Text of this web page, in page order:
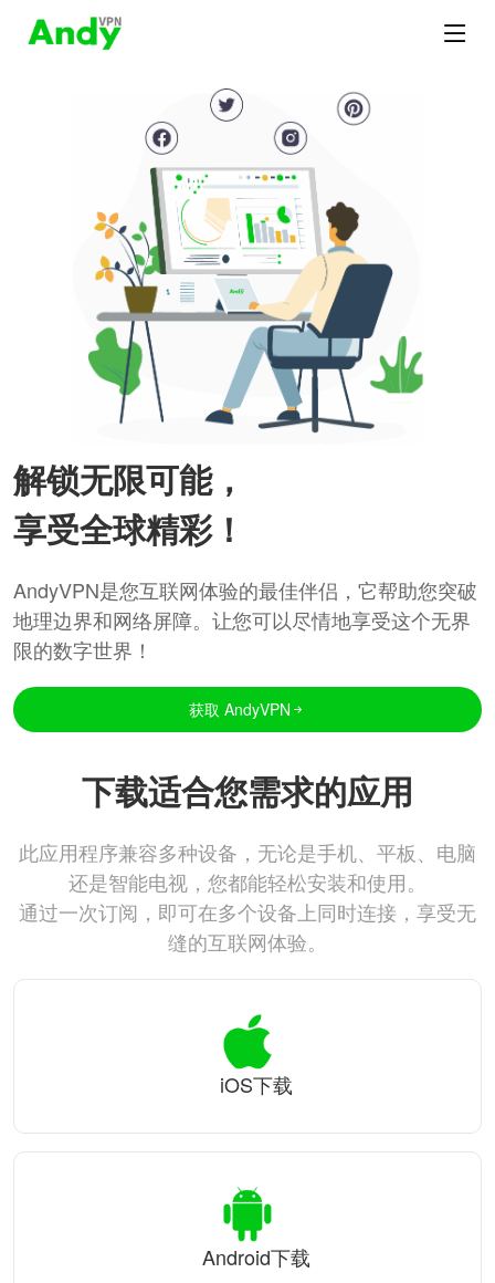
解锁无限可能，
享受全球精彩！
AndyVPN是您互联网体验的最佳伴侣，它帮助您突破
地理边界和网络屏障。让您可以尽情地享受这个无界
限的数字世界！
获取 AndyVPN
下载适合您需求的应用
此应用程序兼容多种设备，无论是手机、平板、电脑
还是智能电视，您都能轻松安装和使用。
通过一次订阅，即可在多个设备上同时连接，享受无
缝的互联网体验。
iOS下载
Android下载